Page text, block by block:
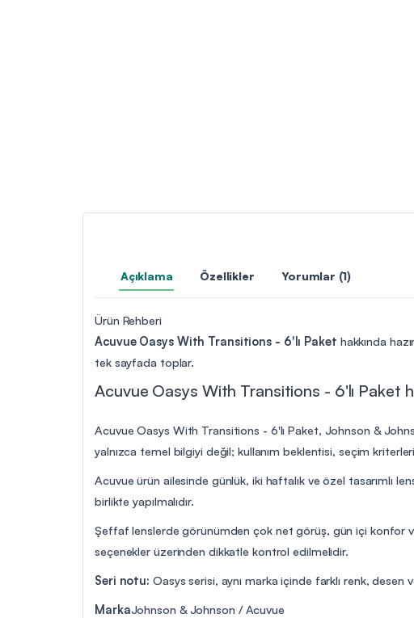
Açıklama Özellikler Yorumlar (1)
Ürün Rehberi
Acuvue Oasys With Transitions - 6'lı Paket hakkında
tek sayfada toplar.
Acuvue Oasys With Transitions - 6'lı Paket
Acuvue Oasys With Transitions - 6'lı Paket, Johnson &
yalnızca temel bilgiyi değil; kullanım beklentisi, seçim
Acuvue ürün ailesinde günlük, iki haftalık ve özel tasarımlı
birlikte yapılmalıdır.
Şeffaf lenslerde görünümden çok net görüş, gün içi konfor
seçenekler üzerinden dikkatle kontrol edilmelidir.
Seri notu: Oasys serisi, aynı marka içinde farklı renk, desen
MarkaJohnson & Johnson / Acuvue